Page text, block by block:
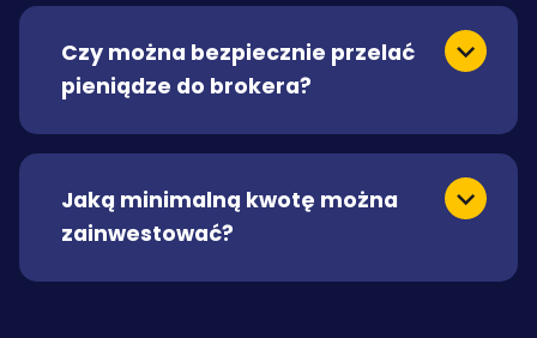
Czy można bezpiecznie przelać
pieniądze do brokera?
Jaką minimalną kwotę można
zainwestować?